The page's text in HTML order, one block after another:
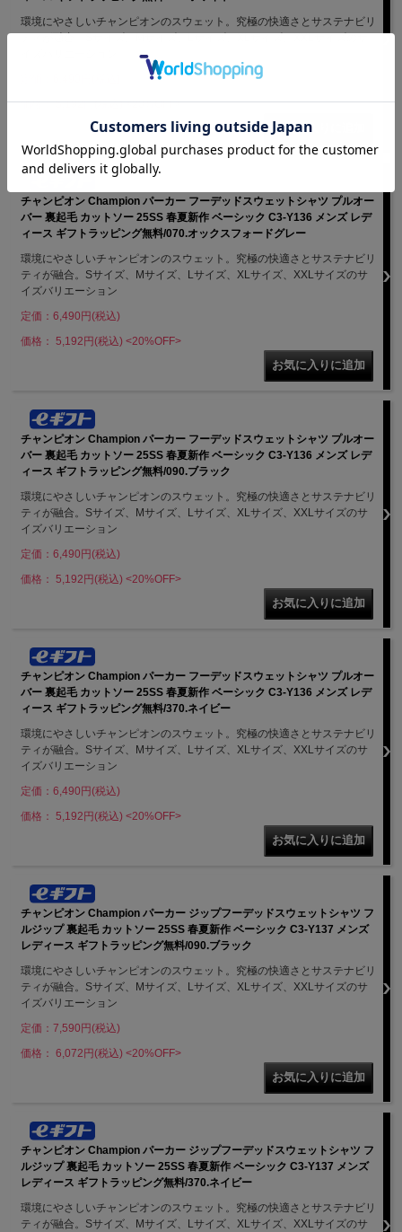
環境にやさしいチャンピオンのスウェット。究極の快適さとサステナビリ
価格： 5,192円(税込)<20%OFF>
チャンピオン Champion パーカー フーデッドスウェットシャツ プルオー
バー 裏起毛 カットソー 25SS 春夏新作 ベーシック C3-Y136 メンズ レデ
ィース ギフトラッピング無料/070.オックスフォードグレー
環境にやさしいチャンピオンのスウェット。究極の快適さとサステナビリ
ティが融合。Sサイズ、Mサイズ、Lサイズ、XLサイズ、XXLサイズのサ
イズバリエーション
定価：6,490円(税込)
価格： 5,192円(税込) <20%OFF>
チャンピオン Champion パーカー フーデッドスウェットシャツ プルオー
バー 裏起毛 カットソー 25SS 春夏新作 ベーシック C3-Y136 メンズ レデ
ィース ギフトラッピング無料/090.ブラック
環境にやさしいチャンピオンのスウェット。究極の快適さとサステナビリ
ティが融合。Sサイズ、Mサイズ、Lサイズ、XLサイズ、XXLサイズのサ
イズバリエーション
定価：6,490円(税込)
価格： 5,192円(税込) <20%OFF>
チャンピオン Champion パーカー フーデッドスウェットシャツ プルオー
バー 裏起毛 カットソー 25SS 春夏新作 ベーシック C3-Y136 メンズ レデ
ィース ギフトラッピング無料/370.ネイビー
環境にやさしいチャンピオンのスウェット。究極の快適さとサステナビリ
ティが融合。Sサイズ、Mサイズ、Lサイズ、XLサイズ、XXLサイズのサ
イズバリエーション
定価：6,490円(税込)
価格： 5,192円(税込) <20%OFF>
チャンピオン Champion パーカー ジップフーデッドスウェットシャツ フ
ルジップ 裏起毛 カットソー 25SS 春夏新作 ベーシック C3-Y137 メンズ
レディース ギフトラッピング無料/090.ブラック
環境にやさしいチャンピオンのスウェット。究極の快適さとサステナビリ
ティが融合。Sサイズ、Mサイズ、Lサイズ、XLサイズ、XXLサイズのサ
イズバリエーション
定価：7,590円(税込)
価格： 6,072円(税込) <20%OFF>
チャンピオン Champion パーカー ジップフーデッドスウェットシャツ フ
ルジップ 裏起毛 カットソー 25SS 春夏新作 ベーシック C3-Y137 メンズ
レディース ギフトラッピング無料/370.ネイビー
環境にやさしいチャンピオンのスウェット。究極の快適さとサステナビリ
ティが融合。Sサイズ、Mサイズ、Lサイズ、XLサイズ、XXLサイズのサ